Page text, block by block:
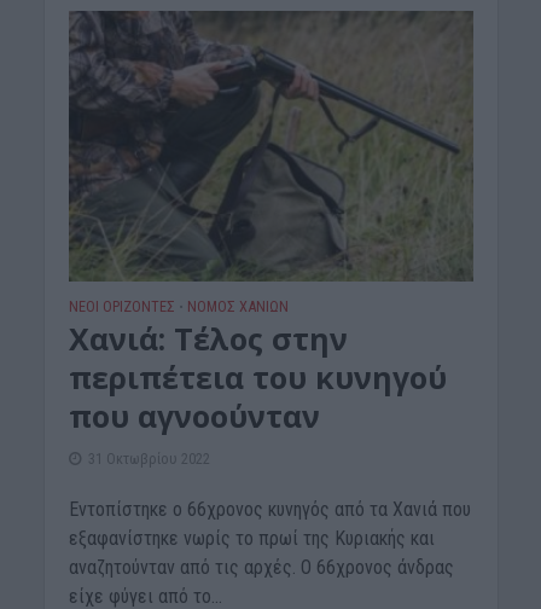
ΝΕΟΙ ΟΡΙΖΟΝΤΕΣ • ΝΟΜΌΣ ΧΑΝΊΩΝ
Χανιά: Τέλος στην
περιπέτεια του κυνηγού
που αγνοούνταν
31 Οκτωβρίου 2022
Εντοπίστηκε ο 66χρονος κυνηγός από τα Χανιά που
εξαφανίστηκε νωρίς το πρωί της Κυριακής και
αναζητούνταν από τις αρχές. Ο 66χρονος άνδρας
είχε φύγει από το...